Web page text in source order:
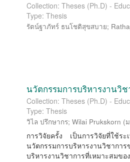
Collection: Theses (Ph.D) -
Type: Thesis
รัตน์ฐาภัทร์ ธนโชติสุขสบาย;
นวัตกรรมการบริหารงานวิ
Collection: Theses (Ph.D) -
Type: Thesis
วิไล ปรึกษากร;Wilai Prukskorn (
การวิจัยครั้ง เป็นการวิจัยที่ใช้
นวัตกรรมการบริหารงานวิชาก
บริหารงานวิชาการที่เหมาะสมขอ